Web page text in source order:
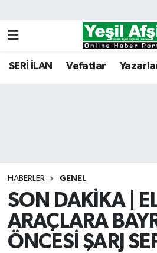
SERİ İLAN Vefatlar
HABERLER GENEL
SON DAKİKA |
ARAÇLARA
ÖNCESİ ŞARJ
Kahramanmaraş Nöbetçi
Tüm Manşetler
Son Dakika Haberleri